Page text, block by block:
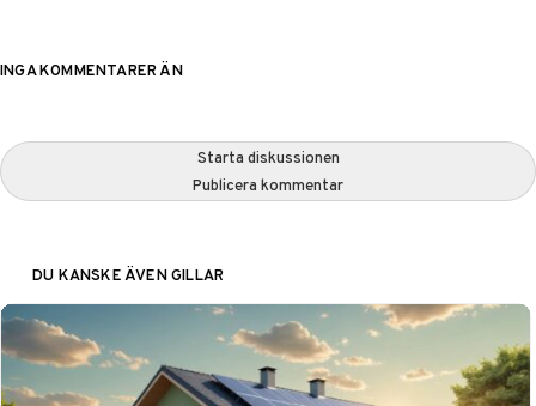
INGA KOMMENTARER ÄN
Starta diskussionen
Publicera kommentar
DU KANSKE ÄVEN GILLAR